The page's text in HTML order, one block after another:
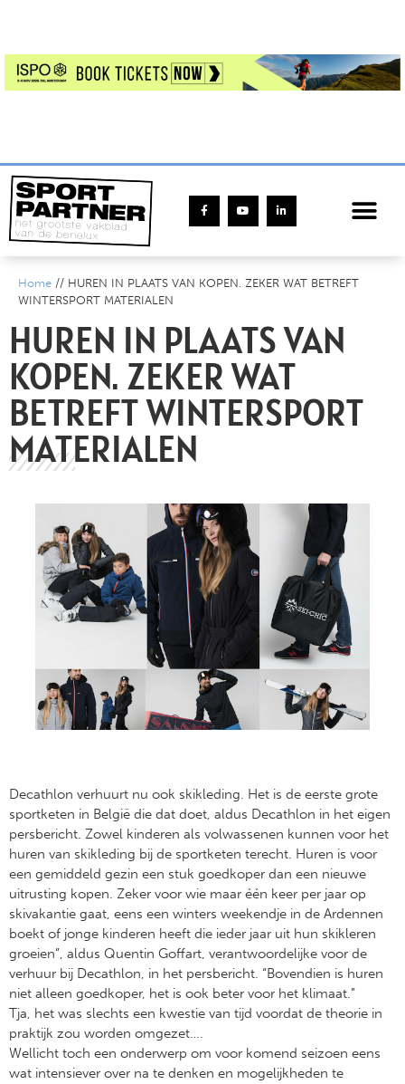
Home // HUREN IN PLAATS VAN KOPEN. ZEKER WAT BETREFT
WINTERSPORT MATERIALEN
HUREN IN PLAATS VAN
KOPEN. ZEKER WAT
BETREFT WINTERSPORT
MATERIALEN
Decathlon verhuurt nu ook skikleding. Het is de eerste grote
sportketen in België die dat doet, aldus Decathlon in het eigen
persbericht. Zowel kinderen als volwassenen kunnen voor het
huren van skikleding bij de sportketen terecht. Huren is voor
een gemiddeld gezin een stuk goedkoper dan een nieuwe
uitrusting kopen. Zeker voor wie maar één keer per jaar op
skivakantie gaat, eens een winters weekendje in de Ardennen
boekt of jonge kinderen heeft die ieder jaar uit hun skikleren
groeien”, aldus Quentin Goffart, verantwoordelijke voor de
verhuur bij Decathlon, in het persbericht. “Bovendien is huren
niet alleen goedkoper, het is ook beter voor het klimaat.”
Tja, het was slechts een kwestie van tijd voordat de theorie in
praktijk zou worden omgezet….
Wellicht toch een onderwerp om voor komend seizoen eens
wat intensiever over na te denken en mogelijkheden te